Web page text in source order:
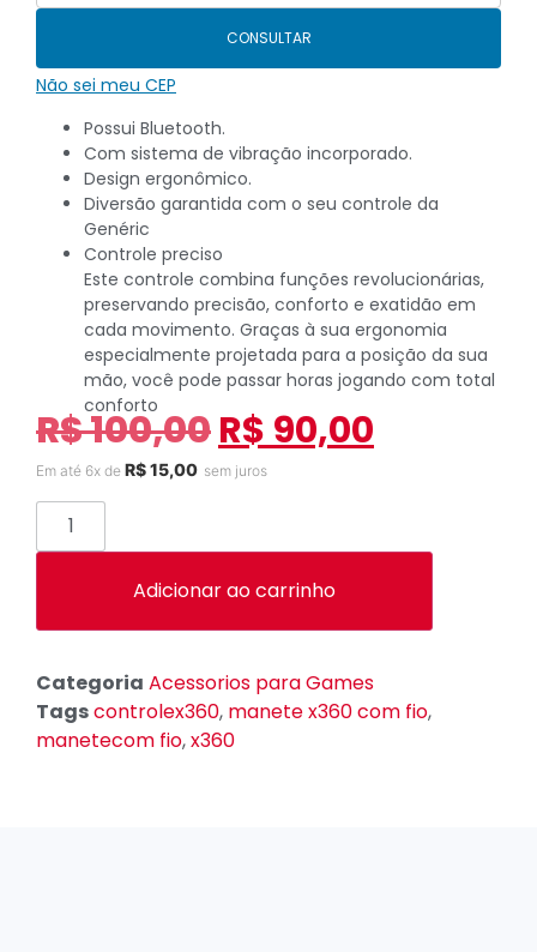
CONSULTAR
Não sei meu CEP
Possui Bluetooth.
Com sistema de vibração incorporado.
Design ergonômico.
Diversão garantida com o seu controle da
Genéric
Controle preciso
Este controle combina funções revolucionárias,
preservando precisão, conforto e exatidão em
cada movimento. Graças à sua ergonomia
especialmente projetada para a posição da sua
mão, você pode passar horas jogando com total
conforto
R$100,00R$ 90,00
Em até 6x de R$15,00 sem juros
Adicionar ao carrinho
Categoria Acessorios para Games
Tagscontrolex360, manete x360 com fio,
manetecom fio,x360